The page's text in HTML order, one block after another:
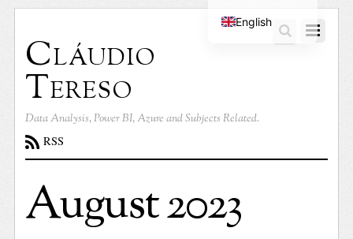
Cláudio
Tereso
Data Analysis, Power BI, Azure and Subjects Related.
RSS
August 2023
English